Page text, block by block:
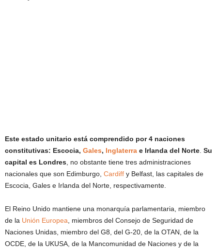
Este estado unitario está comprendido por 4 naciones
constitutivas: Escocia, Gales, Inglaterra e Irlanda del Norte Su
capital es Londres , no obstante tiene tres administraciones
nacionales que son Edimburgo, Cardiff y Belfast, las capitales de
Escocia, Gales e Irlanda del Norte, respectivamente.
El Reino Unido mantiene una monarquía parlamentaria, miembro
de la Unión Europea , miembros del Consejo de Seguridad de
Naciones Unidas, miembro del G8, del G-20, de la OTAN, de la
OCDE, de la UKUSA, de la Mancomunidad de Naciones y de la